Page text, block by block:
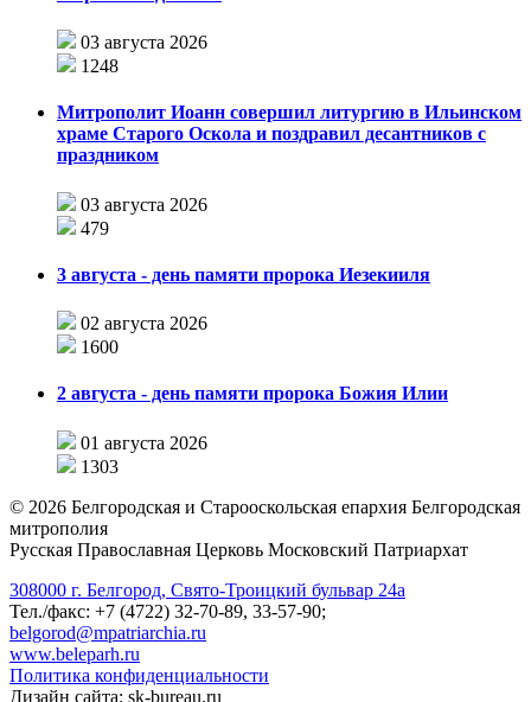
03 августа 2026
1248
Митрополит Иоанн совершил литургию в Ильинском
храме Старого Оскола и поздравил десантников с
праздником
03 августа 2026
479
3 августа - день памяти пророка Иезекииля
02 августа 2026
1600
2 августа - день памяти пророка Божия Илии
01 августа 2026
1303
© 2026 Белгородская и Старооскольская епархия Белгородская
митрополия
Русская Православная Церковь Московский Патриархат
308000 г. Белгород, Свято-Троицкий бульвар 24а
Тел./факс: +7 (4722) 32-70-89, 33-57-90;
belgorod@mpatriarchia.ru
www.beleparh.ru
Политика конфиденциальности
Дизайн сайта: sk-bureau.ru